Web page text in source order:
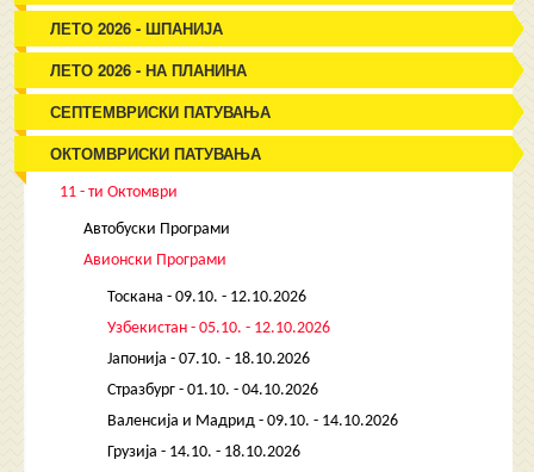
ЛЕТО 2026 - ШПАНИЈА
ЛЕТО 2026 - НА ПЛАНИНА
СЕПТЕМВРИСКИ ПАТУВАЊА
ОКТОМВРИСКИ ПАТУВАЊА
11 - ти Октомври
Автобуски Програми
Авионски Програми
Тоскана - 09.10. - 12.10.2026
Узбекистан - 05.10. - 12.10.2026
Јапонија - 07.10. - 18.10.2026
Стразбург - 01.10. - 04.10.2026
Валенсија и Мадрид - 09.10. - 14.10.2026
Грузија - 14.10. - 18.10.2026